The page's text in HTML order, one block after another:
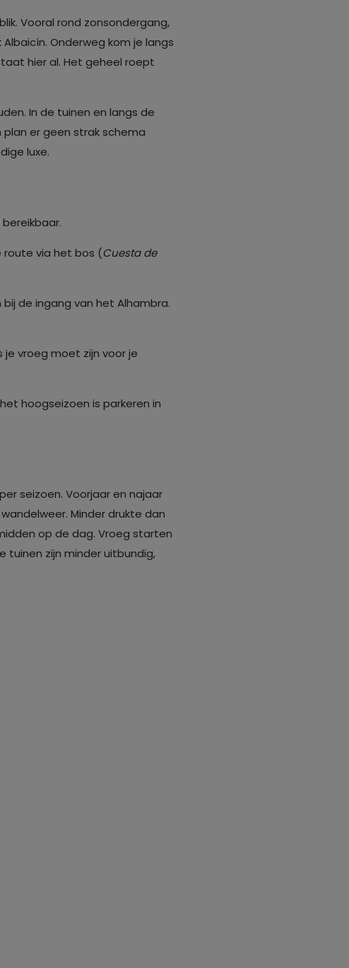
Vooral rond zonsondergang,
Onderweg kom je langs
hier al. Het geheel roept
In de tuinen en langs de
er geen strak schema
luxe.
route via het bos (Cuesta de
de ingang van het Alhambra.
je vroeg moet zijn voor je
hoogseizoen is parkeren in
seizoen. Voorjaar en najaar
Minder drukte dan
op de dag. Vroeg starten
tuinen zijn minder uitbundig,